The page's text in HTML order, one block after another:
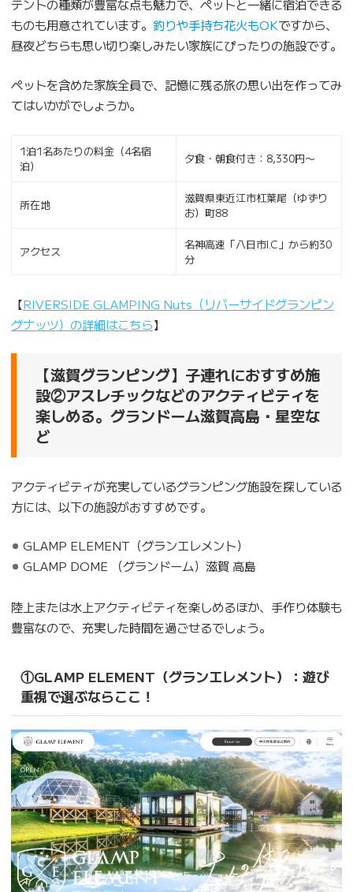
テントの種類が豊富な点も魅力で、ペットと一緒に宿泊できる
ものも用意されています。 釣りや手持ち花火もOKですから、
昼夜どちらも思い切り楽しみたい家族にぴったりの施設です。
ペットを含めた家族全員で、記憶に残る旅の思い出を作ってみ
てはいかがでしょうか。
1泊1名あたりの料金（4名宿
泊）
夕食・朝食付き：8,330円〜
所在地
滋賀県東近江市杠葉尾（ゆずり
お）町88
アクセス
名神高速「八日市I.C」から約30
分
【RIVERSIDE GLAMPING Nuts（リバーサイドグランピン
グナッツ）の詳細はこちら】
【滋賀グランピング】子連れにおすすめ施
設②アスレチックなどのアクティビティを
楽しめる。グランドーム滋賀高島・星空な
ど
アクティビティが充実しているグランピング施設を探している
方には、以下の施設がおすすめです。
GLAMP ELEMENT（グランエレメント）
GLAMP DOME （グランドーム）滋賀 高島
陸上または水上アクティビティを楽しめるほか、手作り体験も
豊富なので、充実した時間を過ごせるでしょう。
①GLAMP ELEMENT（グランエレメント）：遊び
重視で選ぶならここ！